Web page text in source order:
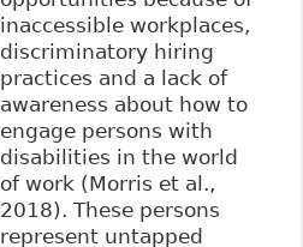
inaccessible workplaces,
discriminatory hiring
practices and a lack of
awareness about how to
engage persons with
disabilities in the world
of work (Morris et al.,
2018). These persons
represent untapped